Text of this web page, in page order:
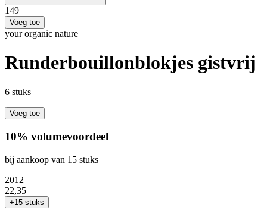
149
Voeg toe
your organic nature
Runderbouillonblokjes gistvrij
6 stuks
Voeg toe
10% volumevoordeel
bij aankoop van 15 stuks
2012
22,35
+15 stuks